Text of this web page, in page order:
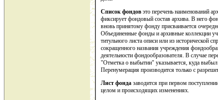
Список фондов это перечень наименований
фиксирует фондовый состав архива. В него
вновь принятому фонду присваивается
Объединенные фонды и архивные коллекции
титульного листа описи или из исторической
сокращенного названия учреждения
деятельности фондообразователя. В случае
"Отметка о выбытии" указывается, куда
Перенумерация производится только с
Лист фонда заводится при первом
целом и происходящих изменениях.